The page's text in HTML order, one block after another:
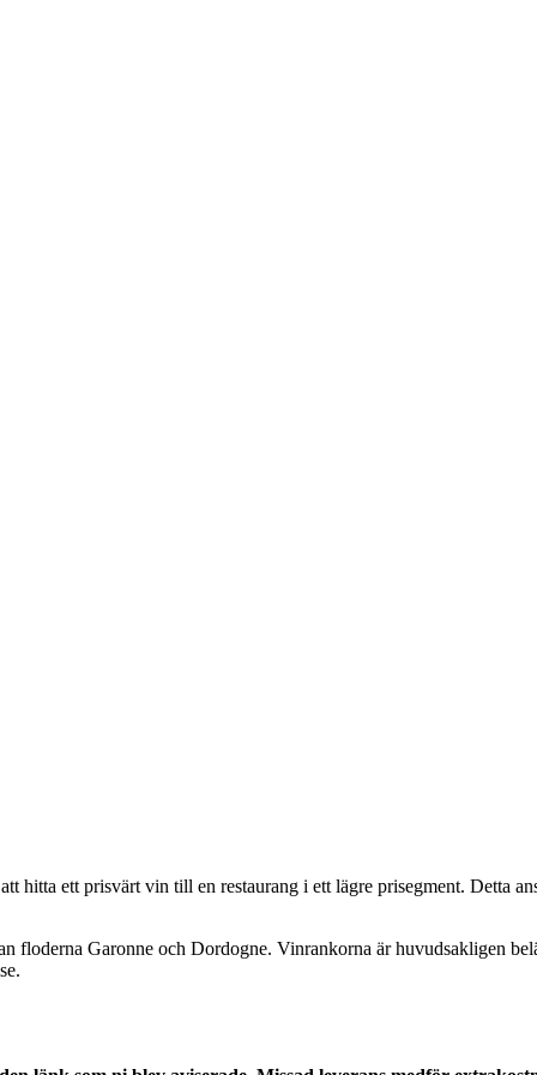
hitta ett prisvärt vin till en restaurang i ett lägre prisegment. Detta
floderna Garonne och Dordogne. Vinrankorna är huvudsakligen